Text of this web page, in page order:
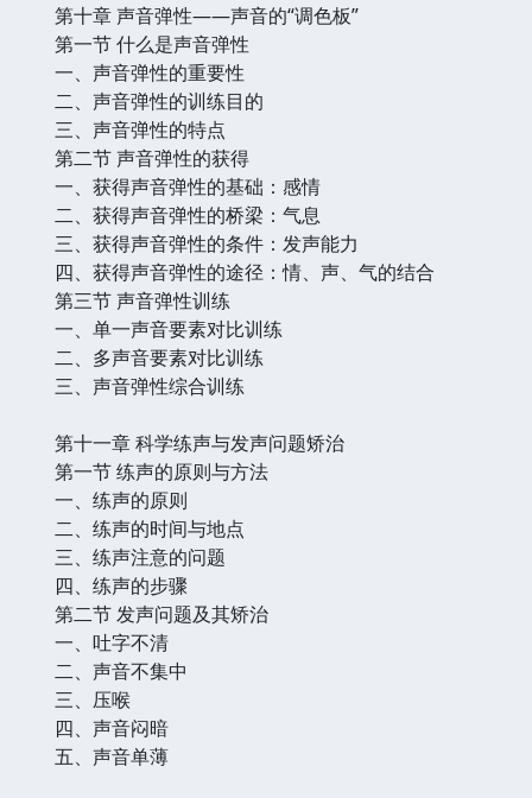
第十章 声音弹性——声音的“调色板”
第一节 什么是声音弹性
一、声音弹性的重要性
二、声音弹性的训练目的
三、声音弹性的特点
第二节 声音弹性的获得
一、获得声音弹性的基础：感情
二、获得声音弹性的桥梁：气息
三、获得声音弹性的条件：发声能力
四、获得声音弹性的途径：情、声、气的结合
第三节 声音弹性训练
一、单一声音要素对比训练
二、多声音要素对比训练
三、声音弹性综合训练
第十一章 科学练声与发声问题矫治
第一节 练声的原则与方法
一、练声的原则
二、练声的时间与地点
三、练声注意的问题
四、练声的步骤
第二节 发声问题及其矫治
一、吐字不清
二、声音不集中
三、压喉
四、声音闷暗
五、声音单薄